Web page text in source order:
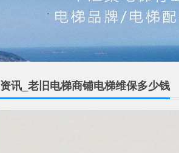
讯_老旧电梯商铺电梯维保多少钱